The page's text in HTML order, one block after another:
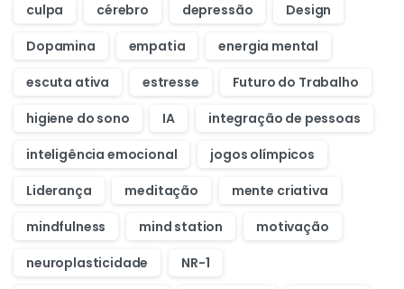
culpa
cérebro depressão
Design
Dopamina
empatia
energia mental
escuta ativa
estresse
Futuro do Trabalho
higiene do sono
IA
integração de pessoas
inteligência emocional
jogos olímpicos
Liderança
meditação
mente criativa
mindfulness
mind station
motivação
neuroplasticidade
NR-1